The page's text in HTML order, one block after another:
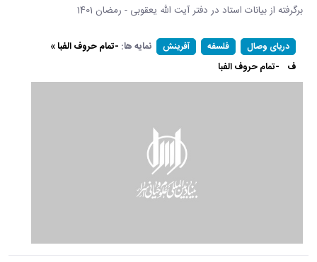
برگرفته از بیانات استاد در دفتر آیت الله یعقوبی - رمضان 1401
دریای وصال فلسفه آفرینش نمایه ها: -تمام حروف الفبا »
ف -تمام حروف الفبا